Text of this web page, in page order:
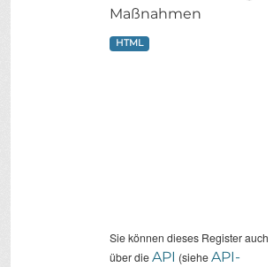
Maßnahmen
HTML
Sie können dieses Register auch
über dieAPI (sieheAPI-